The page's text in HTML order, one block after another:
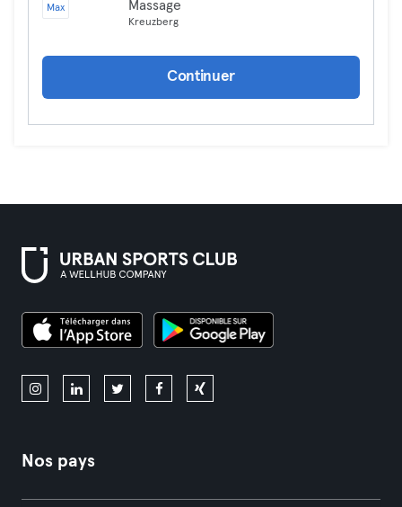
Max Massage
Kreuzberg
Continuer
Nos pays